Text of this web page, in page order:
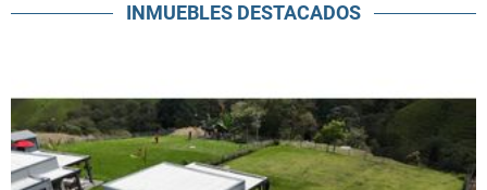
INMUEBLES DESTACADOS